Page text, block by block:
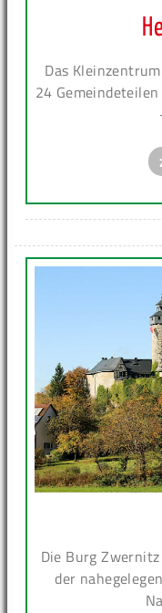
Das
24
Die Burg
der